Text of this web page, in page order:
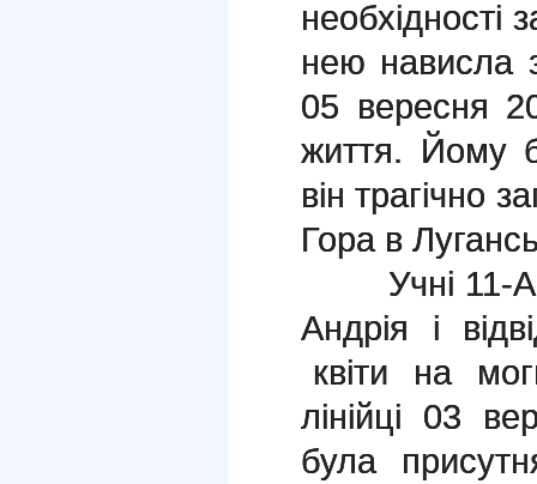
необхідності
нею нависла
05 вересня
життя. Йому
він трагічно
Гора в
Учні 11-А
Андрія і
квіти на
лінійці 03
була